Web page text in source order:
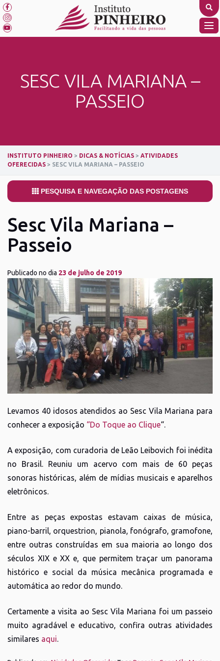
Skip
to
content
SESC VILA MARIANA –
PASSEIO
INSTITUTO PINHEIRO > DICAS & NOTÍCIAS > ATIVIDADES
OFERECIDAS > SESC VILA MARIANA – PASSEIO
PESQUISA E NAVEGAÇÃO DAS POSTAGENS
Sesc Vila Mariana –
Passeio
Publicado no dia 23 de julho de 2019
Levamos 40 idosos atendidos ao Sesc Vila Mariana para
conhecer a exposição “Do Toque ao Clique“.
A exposição, com curadoria de Leão Leibovich foi inédita
no Brasil. Reuniu um acervo com mais de 60 peças
sonoras históricas, além de mídias musicais e aparelhos
eletrônicos.
Entre as peças expostas estavam caixas de música,
piano-barril, orquestrion, pianola, fonógrafo, gramofone,
entre outras construídas em sua maioria ao longo dos
séculos XIX e XX e, que permitem traçar um panorama
histórico e social da música mecânica programada e
automática ao redor do mundo.
Certamente a visita ao Sesc Vila Mariana foi um passeio
muito agradável e educativo, confira outras atividades
similares aqui.